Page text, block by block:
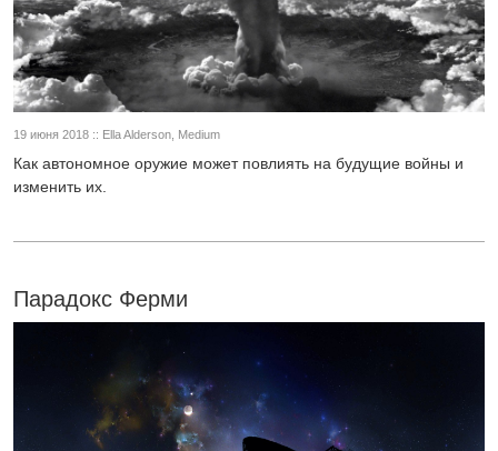
19 июня 2018 :: Ella Alderson, Medium
Как автономное оружие может повлиять на будущие войны и
изменить их.
Парадокс Ферми